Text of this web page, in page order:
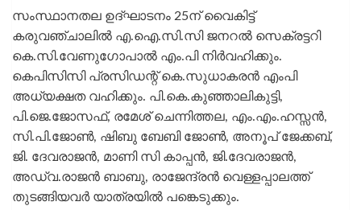
സംസ്ഥാനതല ഉദ്ഘാടനം 25ന് വൈകിട്ട്
കരുവഞ്ചാലില്‍ എ.ഐ.സി.സി ജനറല്‍ സെക്രട്ടറി
കെ.സി.വേണുഗോപാല്‍ എം.പി നിര്‍വഹിക്കും.
കെപിസിസി പ്രസിഡന്റ് കെ.സുധാകരന്‍ എംപി
അധ്യക്ഷത വഹിക്കും. പി.കെ.കുഞ്ഞാലികുട്ടി,
പി.ജെ.ജോസഫ്, രമേശ് ചെന്നിത്തല, എം.എം.ഹസ്സന്‍,
സി.പി.ജോണ്‍, ഷിബു ബേബി ജോണ്‍, അനൂപ് ജേക്കബ്,
ജി. ദേവരാജന്‍, മാണി സി കാപ്പന്‍, ജി.ദേവരാജന്‍,
അഡ്വ.രാജന്‍ ബാബു, രാജേന്ദ്രന്‍ വെള്ളപ്പാലത്ത്
തുടങ്ങിയവര്‍ യാത്രയില്‍ പങ്കെടുക്കും.